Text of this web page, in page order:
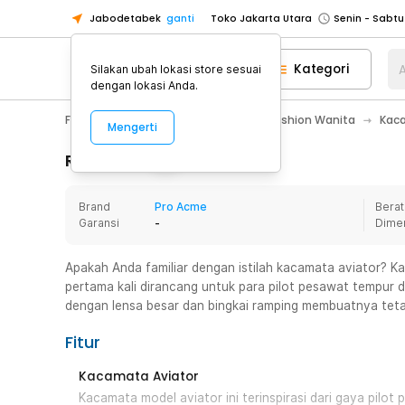
Jabodetabek ganti Toko Jakarta Utara
Toko Tangerang
Toko Cikupa
Pick n Go Jakarta Barat
Senin -
Pick n Go Bekasi
Senin - Jumat
Senin - Jumat
Senin -
Senin -
Toko Tangerang
Toko Cikupa
Pick n Go Jakarta Barat
Senin -
Kategori
Fashion, Make Up & Beauty Care Fashion Wanita
Rincian Produk
Brand
Pro Acme
Garansi
-
Apakah Anda familiar dengan istilah kacamata aviator?
pertama kali dirancang untuk para pilot pesawat tempur
dengan lensa besar dan bingkai ramping membuatnya
Fitur
Kacamata Aviator
Kacamata model aviator ini terinspirasi dari gaya pilot
Silakan ubah lokasi store sesuai
dengan lokasi Anda.
Mengerti